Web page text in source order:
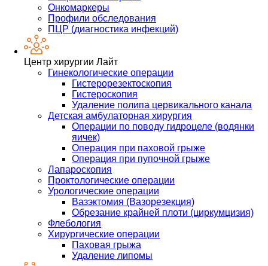
Онкомаркеры
Профили обследования
ПЦР (диагностика инфекций)
Центр хирургии Лайт
Гинекологические операции
Гистерорезектоскопия
Гистероскопия
Удаление полипа цервикального канала
Детская амбулаторная хирургия
Операции по поводу гидроцеле (водянки
яичек)
Операция при паховой грыже
Операция при пупочной грыже
Лапароскопия
Проктологические операции
Урологические операции
Вазэктомия (Вазорезекция)
Обрезание крайней плоти (циркумцизия)
Флебология
Хирургические операции
Паховая грыжа
Удаление липомы